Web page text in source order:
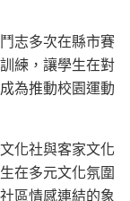
志多次在縣市賽
練，讓學生在對
為推動校園運動
化社與客家文化
在多元文化氛圍
區情感連結的象